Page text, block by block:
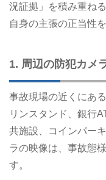
況証拠」を積み重ね
自身の主張の正当性
1. 周辺の防犯カメ
事故現場の近くにあ
リンスタンド、銀行
共施設、コインパー
ラの映像は、事故態
す。